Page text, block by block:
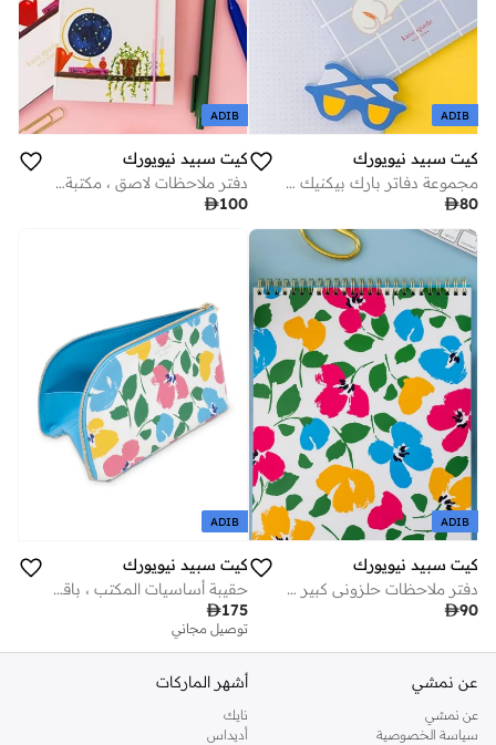
ADIB
كيت سبيد نيويورك
مجموعة دفاتر بارك بيكنيك ثلاثية
80
ADIB
كيت سبيد نيويورك
دفتر ملاحظات لاصق ، مكتبة ساحرة
100
ADIB
كيت سبيد نيويورك
دفتر ملاحظات حلزوني كبير بتصميم باقة رسم زيتي
90
ADIB
كيت سبيد نيويورك
حقيبة أساسيات المكتب ، باقة رسومية
175
توصيل مجاني
عن نمشي
عن نمشي
سياسة الخصوصية
أشهر الماركات
نايك
أديداس